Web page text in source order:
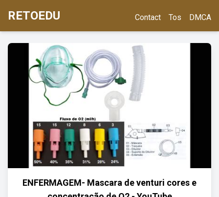
RETOEDU Contact Tos DMCA
ENFERMAGEM- Mascara de venturi cores e